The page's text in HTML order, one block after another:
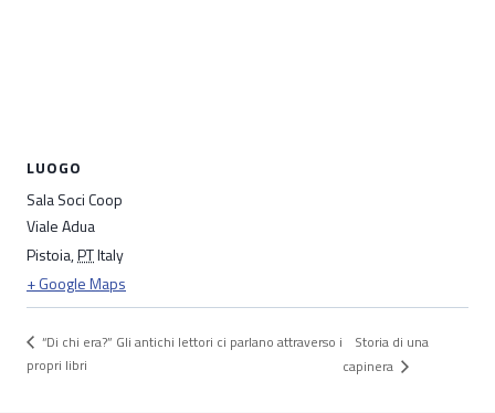
LUOGO
Sala Soci Coop
Viale Adua
Pistoia,PTItaly
+ Google Maps
“Di chi era?” Gli antichi lettori ci parlano attraverso i
propri libri
Storia di una
capinera